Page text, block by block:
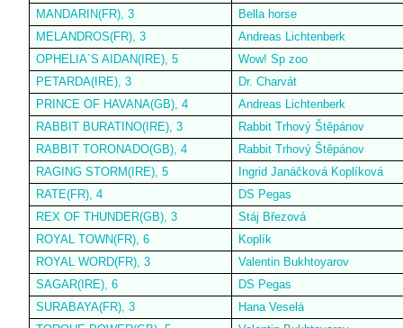
MANDARIN(FR), 3
Bella horse
MELANDROS(FR), 3
Andreas Lichtenberk
OPHELIA`S AIDAN(IRE), 5
Wow! Sp zoo
PETARDA(IRE), 3
Dr. Charvát
PRINCE OF HAVANA(GB), 4
Andreas Lichtenberk
RABBIT BURATINO(IRE), 3
Rabbit Trhový Štěpánov
RABBIT TORONADO(GB), 4
Rabbit Trhový Štěpánov
RAGING STORM(IRE), 5
Ingrid Janáčková Koplíková
RATE(FR), 4
DS Pegas
REX OF THUNDER(GB), 3
Stáj Březová
ROYAL TOWN(FR), 6
Koplík
ROYAL WORD(FR), 3
Valentin Bukhtoyarov
SAGAR(IRE), 6
DS Pegas
SURABAYA(FR), 3
Hana Veselá